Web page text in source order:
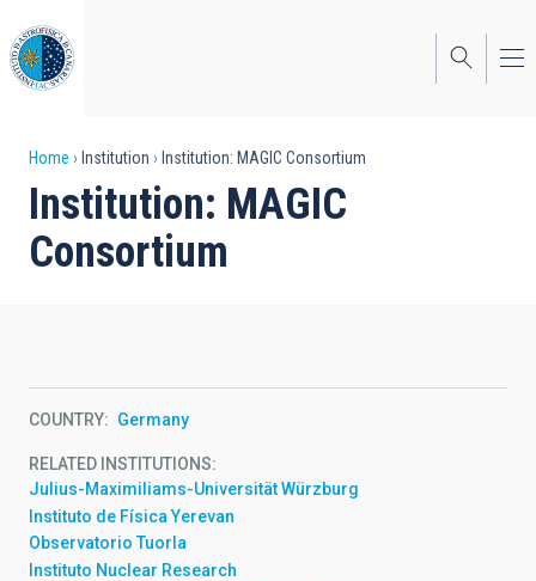
to
main
content
Breadcrumb
Home Institution Institution: MAGIC Consortium
Institution: MAGIC
Consortium
COUNTRY Germany
RELATED INSTITUTIONS
Julius-Maximiliams-Universität Würzburg
Instituto de Física Yerevan
Observatorio Tuorla
Instituto Nuclear Research